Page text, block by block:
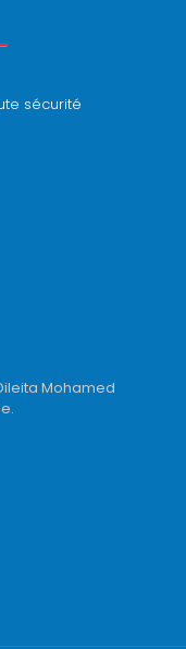
sécurité
Mohamed